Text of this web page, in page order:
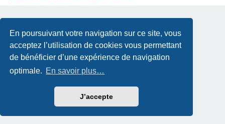
En poursuivant votre navigation sur ce site, vous
acceptez l’utilisation de cookies vous permettant
de bénéficier d’une expérience de navigation
optimale. En savoir plus…
J’accepte